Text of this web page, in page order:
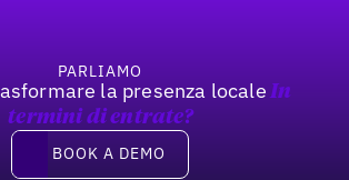
PARLIAMO
la presenza locale In
termini di entrate?
Book a demo
BOOK A DEMO